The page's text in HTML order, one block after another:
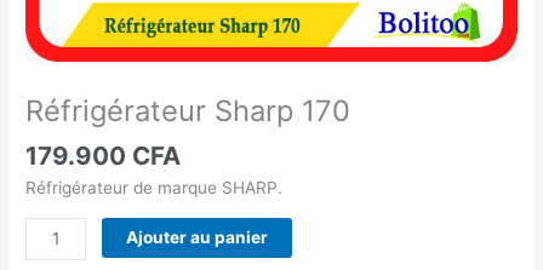
Réfrigérateur Sharp 170
179.900 CFA
Réfrigérateur de marque SHARP.
Ajouter au panier